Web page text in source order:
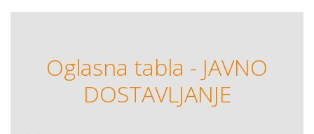
Oglasna tabla - JAVNO
DOSTAVLJANJE